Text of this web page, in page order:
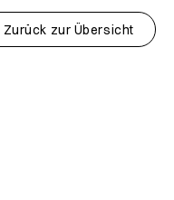
Zurück zur Übersicht